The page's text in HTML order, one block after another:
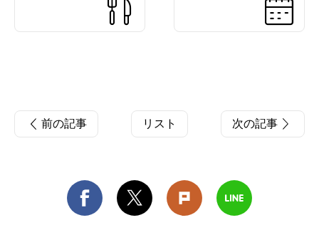
前の記事 リスト 次の記事